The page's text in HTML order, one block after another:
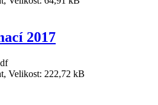
2017
Velikost: 222,72 kB